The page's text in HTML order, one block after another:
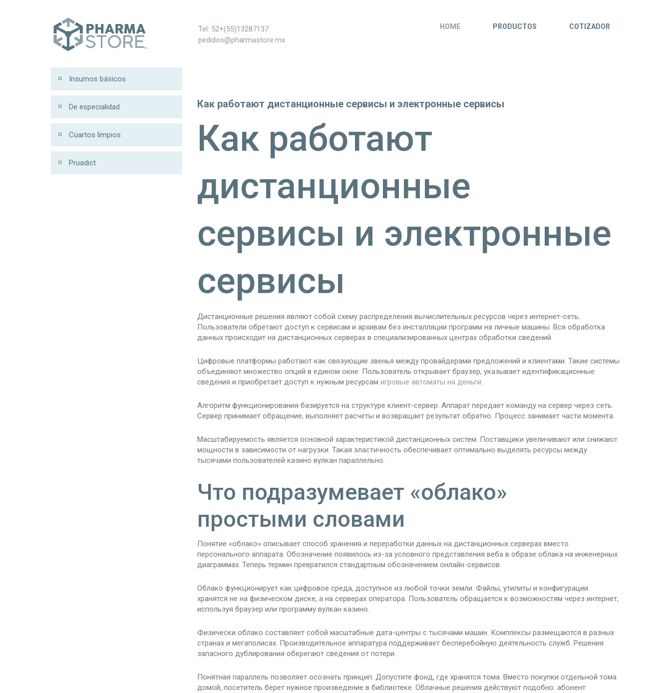
Tel: 52+(55)13287137
pedidos@pharmastore.mx
HOME PRODUCTOS COTIZADOR
Insumos básicos
De especialidad
Cuartos limpios
Pruadict
Как работают дистанционные сервисы и электронные сервисы
Как работают
дистанционные
сервисы и электронные
сервисы
Дистанционные решения являют собой схему распределения вычислительных ресурсов через интернет-сеть.
Пользователи обретают доступ к сервисам и архивам без инсталляции программ на личные машины. Вся обработка
данных происходит на дистанционных серверах в специализированных центрах обработки сведений.
Цифровые платформы работают как связующие звенья между провайдерами предложений и клиентами. Такие системы
объединяют множество опций в едином окне. Пользователь открывает браузер, указывает идентификационные
сведения и приобретает доступ к нужным ресурсам игровые автоматы на деньги.
Алгоритм функционирования базируется на структуре клиент-сервер. Аппарат передает команду на сервер через сеть.
Сервер принимает обращение, выполняет расчеты и возвращает результат обратно. Процесс занимает части момента.
Масштабируемость является основной характеристикой дистанционных систем. Поставщики увеличивают или снижают
мощности в зависимости от нагрузки. Такая эластичность обеспечивает оптимально выделять ресурсы между
тысячами пользователей казино вулкан параллельно.
Что подразумевает «облако»
простыми словами
Понятие «облако» описывает способ хранения и переработки данных на дистанционных серверах вместо
персонального аппарата. Обозначение появилось из-за условного представления веба в образе облака на инженерных
диаграммах. Теперь термин превратился стандартным обозначением онлайн-сервисов.
Облако функционирует как цифровое среда, доступное из любой точки земли. Файлы, утилиты и конфигурации
хранятся не на физическом диске, а на серверах оператора. Пользователь обращается к возможностям через интернет,
используя браузер или программу вулкан казино.
Физически облако составляет собой масштабные дата-центры с тысячами машин. Комплексы размещаются в разных
странах и мегаполисах. Производительное аппаратура поддерживает бесперебойную деятельность служб. Решения
запасного дублирования оберегают сведения от потери.
Понятная параллель позволяет осознать принцип. Допустите фонд, где хранятся тома. Вместо покупки отдельной тома
домой, посетитель берет нужное произведение в библиотеке. Облачные решения действуют подобно: абонент